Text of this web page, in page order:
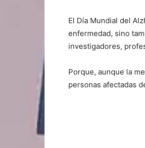
El Día Mundial del
enfermedad, sino
investigadores,
Porque, aunque la
personas afectadas